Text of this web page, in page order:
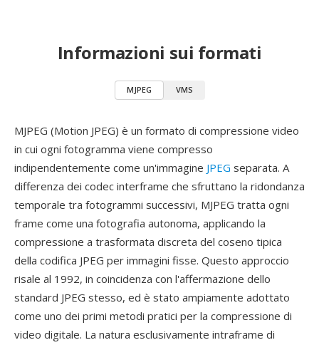
Informazioni sui formati
MJPEG VMS
MJPEG (Motion JPEG) è un formato di compressione video
in cui ogni fotogramma viene compresso
indipendentemente come un'immagine JPEG separata. A
differenza dei codec interframe che sfruttano la ridondanza
temporale tra fotogrammi successivi, MJPEG tratta ogni
frame come una fotografia autonoma, applicando la
compressione a trasformata discreta del coseno tipica
della codifica JPEG per immagini fisse. Questo approccio
risale al 1992, in coincidenza con l'affermazione dello
standard JPEG stesso, ed è stato ampiamente adottato
come uno dei primi metodi pratici per la compressione di
video digitale. La natura esclusivamente intraframe di